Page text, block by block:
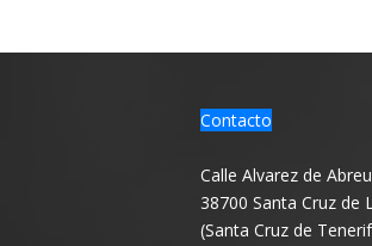
Contacto
Calle Alvarez de
38700 Santa Cruz de
(Santa Cruz de